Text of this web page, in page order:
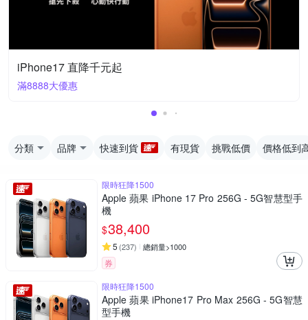
iPhone17 直降千元起
滿8888大優惠
分類 品牌 快速到貨 有現貨 挑戰低價 價格低到
限時狂降1500
Apple 蘋果 iPhone 17 Pro 256G - 5G智慧型手
機
$38,400
5 (237) 總銷量>1000
券
限時狂降1500
Apple 蘋果 iPhone17 Pro Max 256G - 5G智慧
型手機